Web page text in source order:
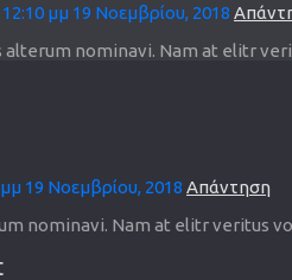
12:10 μμ 19 Νοεμβρίου, 2018
alterum nominavi. Nam at elitr
19 Νοεμβρίου, 2018 Απάντηση
nominavi. Nam at elitr veritus